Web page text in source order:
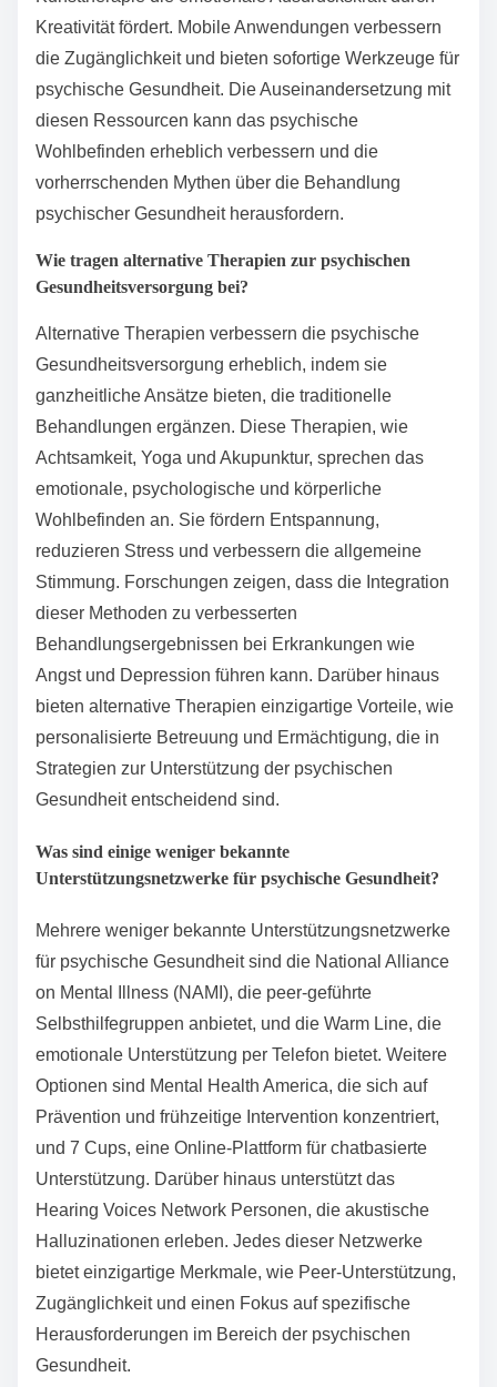
Was sind die seltenen, aber
wirkungsvollen Ressourcen für
psychische Gesundheit?
Seltene, aber wirkungsvolle Ressourcen für
psychische Gesundheit umfassen Peer-Selbsthilfe-
Netzwerke, Kunsttherapieprogramme und mobile
Anwendungen zur psychischen Gesundheit. Diese
Ressourcen bieten einzigartige Vorteile, wie die
Förderung von Gemeinschaftsverbindungen und die
Bereitstellung zugänglicher therapeutischer Optionen.
Peer-Selbsthilfe-Netzwerke schaffen sichere Räume
für den Austausch von Erfahrungen, während
Kunsttherapie die emotionale Ausdruckskraft durch
Kreativität fördert. Mobile Anwendungen verbessern
die Zugänglichkeit und bieten sofortige Werkzeuge für
psychische Gesundheit. Die Auseinandersetzung mit
diesen Ressourcen kann das psychische
Wohlbefinden erheblich verbessern und die
vorherrschenden Mythen über die Behandlung
Wie tragen alternative Therapien zur psychischen
Alternative Therapien verbessern die psychische
Gesundheitsversorgung erheblich, indem sie
ganzheitliche Ansätze bieten, die traditionelle
Behandlungen ergänzen. Diese Therapien, wie
Achtsamkeit, Yoga und Akupunktur, sprechen das
emotionale, psychologische und körperliche
Wohlbefinden an. Sie fördern Entspannung,
reduzieren Stress und verbessern die allgemeine
Stimmung. Forschungen zeigen, dass die Integration
dieser Methoden zu verbesserten
Behandlungsergebnissen bei Erkrankungen wie
Angst und Depression führen kann. Darüber hinaus
bieten alternative Therapien einzigartige Vorteile, wie
personalisierte Betreuung und Ermächtigung, die in
Strategien zur Unterstützung der psychischen